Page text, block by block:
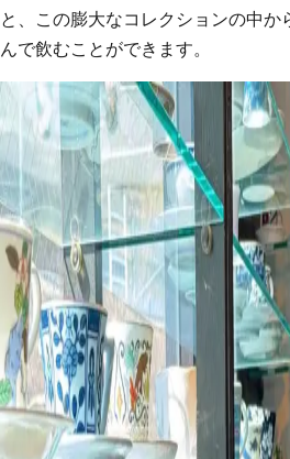
と、この膨大なコレクションの中か
んで飲むことができます。